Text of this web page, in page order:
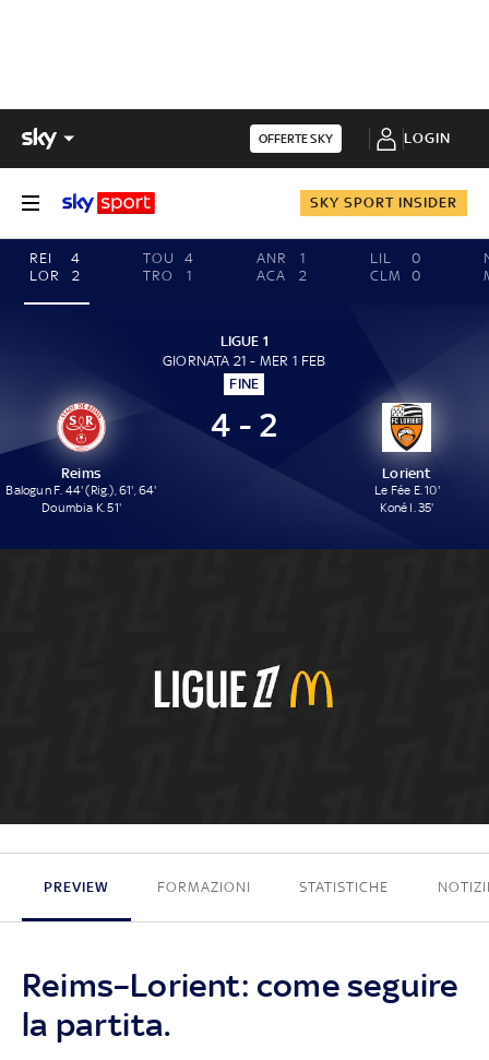
OFFERTE SKY LOGIN
SKY SPORT INSIDER
REI
4
LOR
2
TOU
4
TRO
1
ANR
1
ACA
2
LIL
0
CLM
0
LIGUE 1
GIORNATA 21 - MER 1 FEB
FINE
Reims
Balogun F. 44' (Rig.), 61', 64'
Doumbia K. 51'
4 - 2
Lorient
Le Fée E. 10'
Koné I. 35'
4 - 2
PREVIEW FORMAZIONI STATISTICHE
Reims–Lorient: come seguire
la partita.